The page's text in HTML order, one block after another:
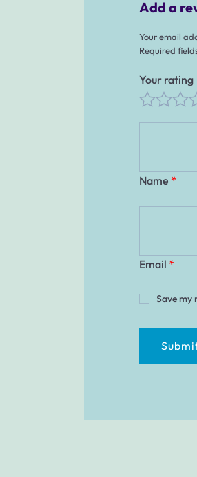
Add a
Your email
Required
Your rating
Name *
Email *
Save my